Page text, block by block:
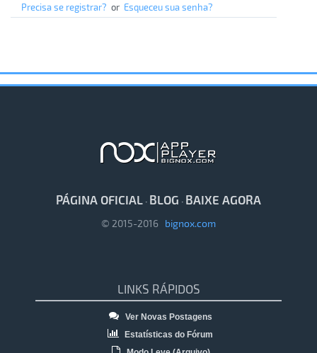
Precisa se registrar? or Esqueceu sua senha?
PÁGINA OFICIAL · BLOG · BAIXE AGORA
© 2015-2016 bignox.com
LINKS RÁPIDOS
Ver Novas Postagens
Estatísticas do Fórum